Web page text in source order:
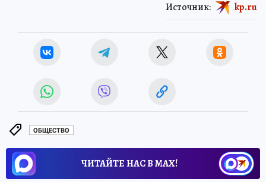
Источник: kp.ru
ОБЩЕСТВО
ЧИТАЙТЕ НАС В МАХ!